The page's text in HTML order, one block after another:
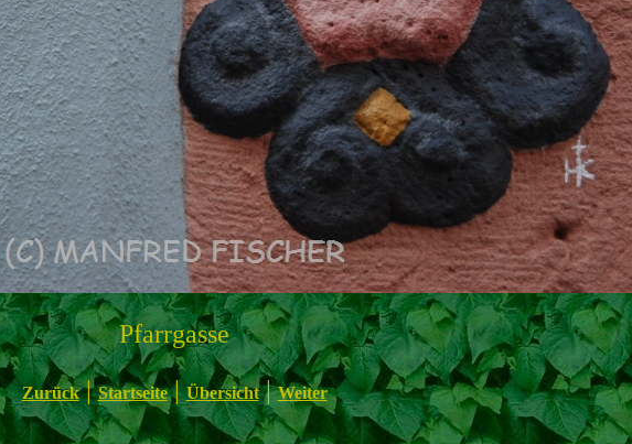
Pfarrgasse
Zurück | Startseite | Übersicht | Weiter